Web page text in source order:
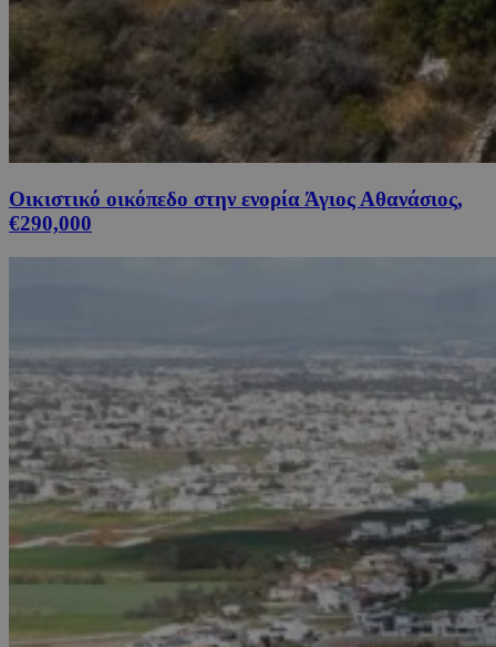
Οικιστικό οικόπεδο στην ενορία Άγιος Αθανάσιος,
€290,000